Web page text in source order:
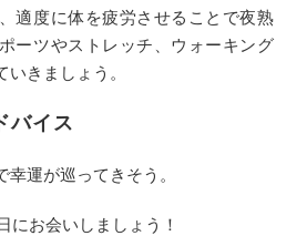
適度に体を疲労させることで夜熟
ーツやストレッチ、ウォーキング
きましょう。
バイス
運が巡ってきそう。
にお会いしましょう！